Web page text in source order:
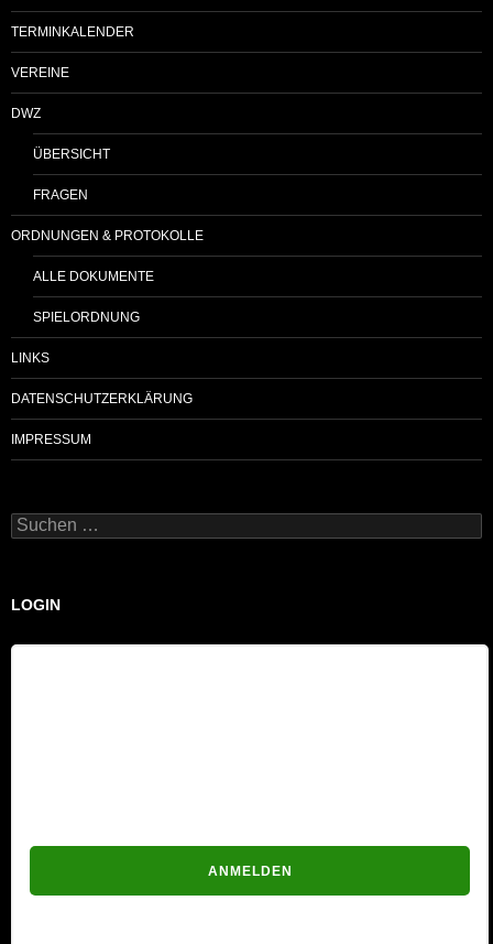
TERMINKALENDER
VEREINE
DWZ
ÜBERSICHT
FRAGEN
ORDNUNGEN & PROTOKOLLE
ALLE DOKUMENTE
SPIELORDNUNG
LINKS
DATENSCHUTZERKLÄRUNG
IMPRESSUM
Suchen
nach:
LOGIN